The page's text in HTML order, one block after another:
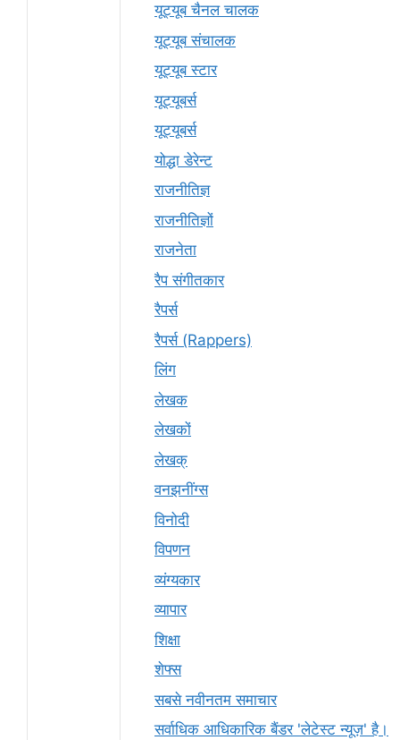
यूट्यूब चैनल चालक
यूट्यूब संचालक
यूट्यूब स्टार
यूट्यूबर्स
यूट्‍यूबर्स
योद्धा डेरेन्ट
राजनीतिज्ञ
राजनीतिज्ञों
राजनेता
रैप संगीतकार
रैपर्स
रैपर्स (Rappers)
लिंग
लेखक
लेखकों
लेखक्
वनझनींग्स
विनोदी
विपणन
व्यंग्यकार
व्यापार
शिक्षा
शेफ्स
सबसे नवीनतम समाचार
सर्वाधिक आधिकारिक बैंडर 'लेटेस्ट न्यूज़' है।